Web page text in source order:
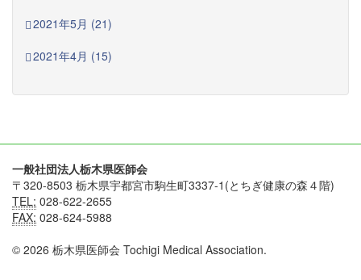
2021年5月 (21)
2021年4月 (15)
一般社団法人栃木県医師会
〒320-8503 栃木県宇都宮市駒生町3337-1(とちぎ健康の森４階)
TEL: 028-622-2655
FAX: 028-624-5988
© 2026 栃木県医師会 Tochigi Medical Association.